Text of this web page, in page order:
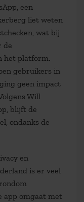
een
liet weten
wat bij
de
het platform.
gebruikers in
geen impact
Will
blijft de
ondanks de
en
is er veel
app omgaat met